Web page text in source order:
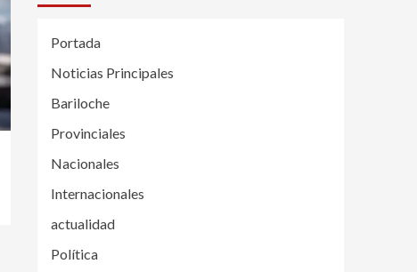
Portada
Noticias Principales
Bariloche
Provinciales
Nacionales
Internacionales
actualidad
Política